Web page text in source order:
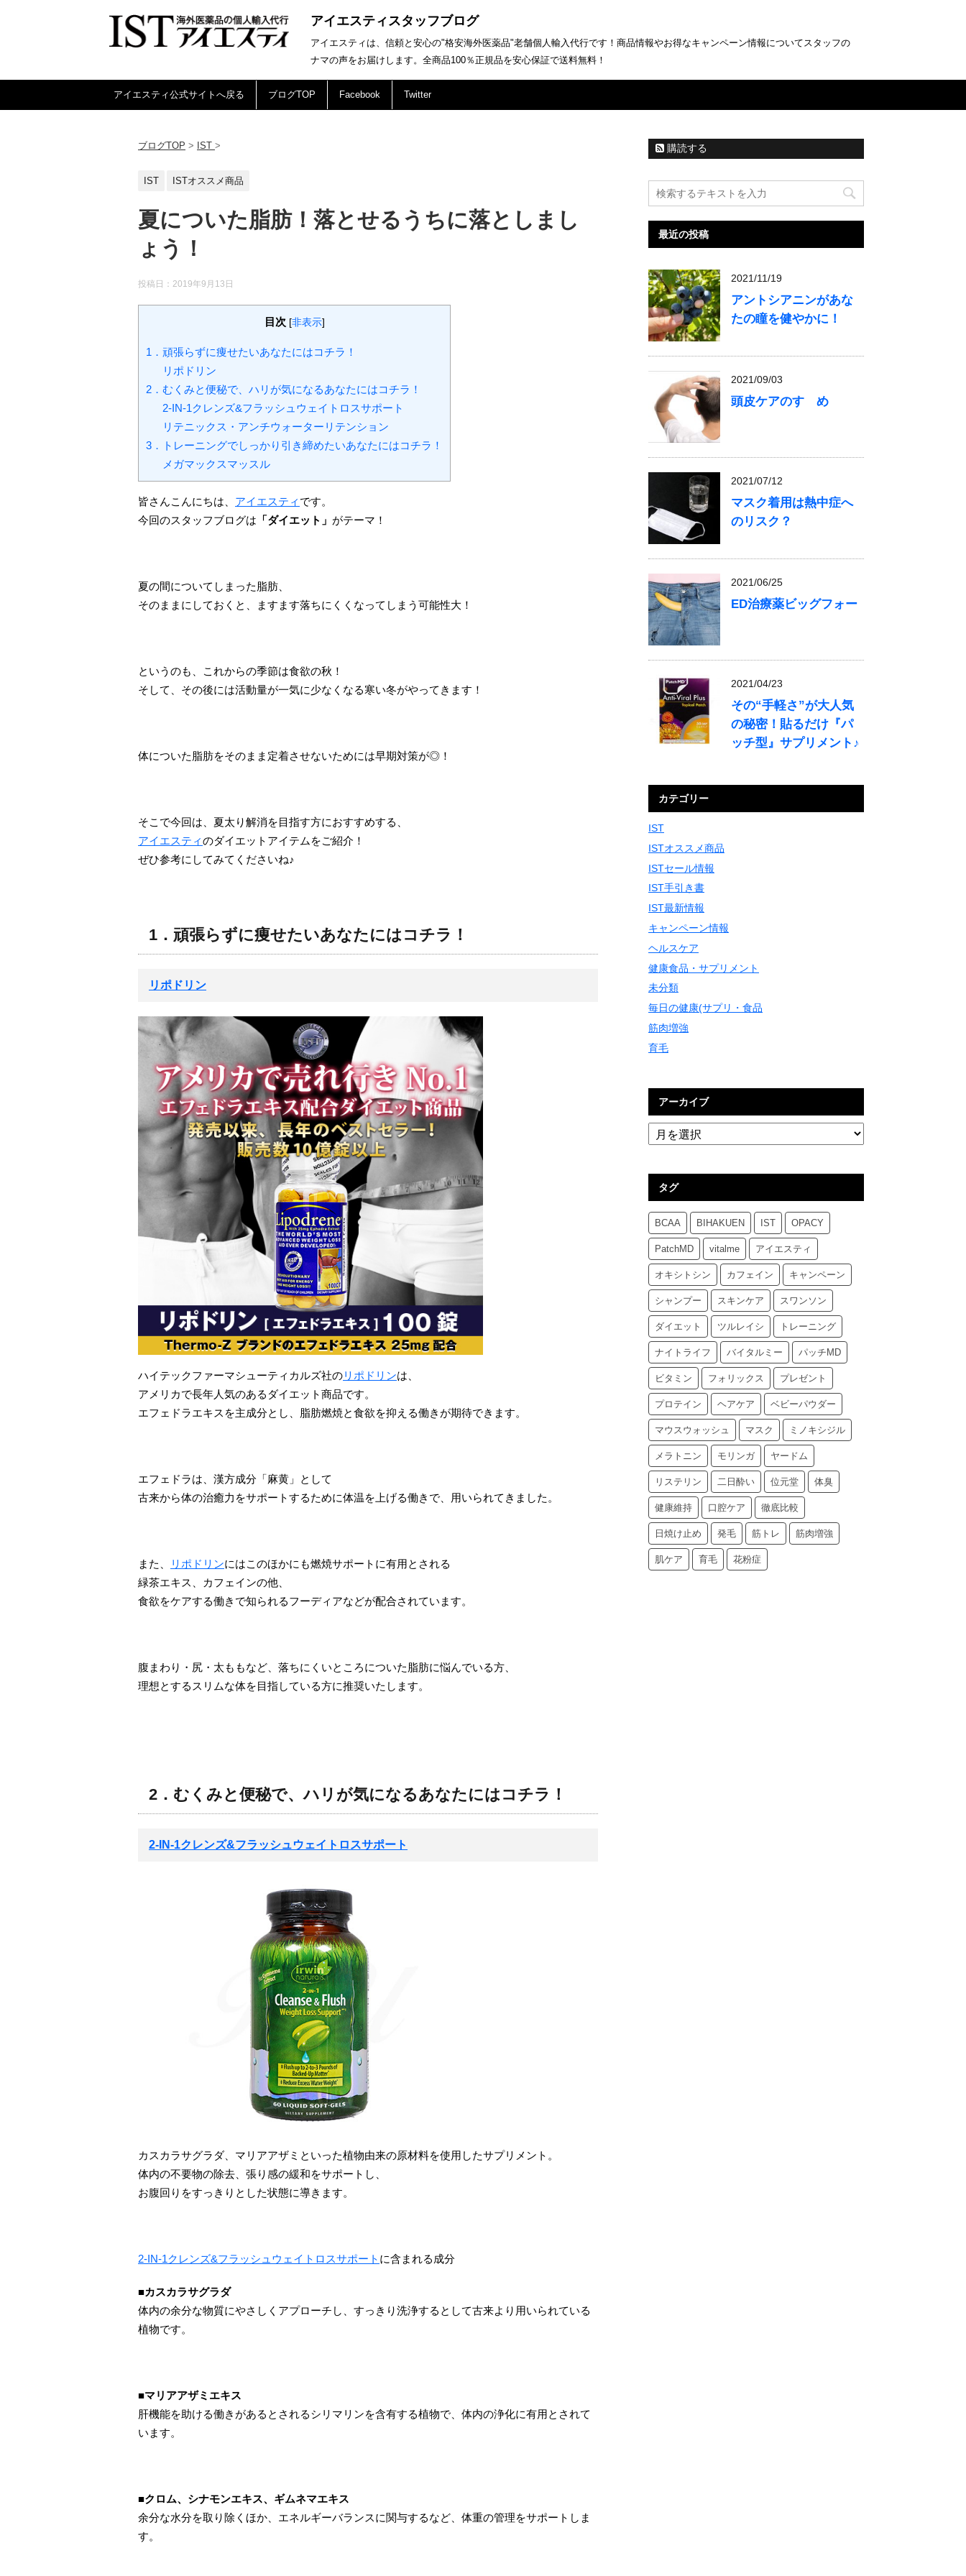
アイエスティスタッフブログ
アイエスティは、信頼と安心の"格安海外医薬品"老舗個人輸入代行です！商品情報やお得なキャンペーン情報についてスタッフの
ナマの声をお届けします。全商品100％正規品を安心保証で送料無料！
アイエスティ公式サイトへ戻る ブログTOP Facebook Twitter
ブログTOP > IST >
IST ISTオススメ商品
夏についた脂肪！落とせるうちに落としまし
ょう！
投稿日： 2019年9月13日
目次 [非表示]
1．頑張らずに痩せたいあなたにはコチラ！
リポドリン
2．むくみと便秘で、ハリが気になるあなたにはコチラ！
2-IN-1クレンズ&フラッシュウェイトロスサポート
リテニックス・アンチウォーターリテンション
3．トレーニングでしっかり引き締めたいあなたにはコチラ！
メガマックスマッスル
皆さんこんにちは、 アイエスティ です。
今回のスタッフブログは 「ダイエット」 がテーマ！
夏の間についてしまった脂肪、
そのままにしておくと、ますます落ちにくくなってしまう可能性大！
というのも、これからの季節は食欲の秋！
そして、その後には活動量が一気に少なくなる寒い冬がやってきます！
体についた脂肪をそのまま定着させないためには早期対策が◎！
そこで今回は、夏太り解消を目指す方におすすめする、
アイエスティのダイエットアイテムをご紹介！
ぜひ参考にしてみてくださいね♪
1．頑張らずに痩せたいあなたにはコチラ！
リポドリン
ハイテックファーマシューティカルズ社のリポドリンは、
アメリカで長年人気のあるダイエット商品です。
エフェドラエキスを主成分とし、脂肪燃焼と食欲を抑える働きが期待できます。
エフェドラは、漢方成分「麻黄」として
古来から体の治癒力をサポートするために体温を上げる働きで、用いられてきました。
また、 リポドリンにはこのほかにも燃焼サポートに有用とされる
緑茶エキス、カフェインの他、
食欲をケアする働きで知られるフーディアなどが配合されています。
腹まわり・尻・太ももなど、落ちにくいところについた脂肪に悩んでいる方、
理想とするスリムな体を目指している方に推奨いたします。
2．むくみと便秘で、ハリが気になるあなたにはコチラ！
2-IN-1クレンズ&フラッシュウェイトロスサポート
カスカラサグラダ、マリアアザミといった植物由来の原材料を使用したサプリメント。
体内の不要物の除去、張り感の緩和をサポートし、
お腹回りをすっきりとした状態に導きます。
2-IN-1クレンズ&フラッシュウェイトロスサポート に含まれる成分
■カスカラサグラダ
体内の余分な物質にやさしくアプローチし、すっきり洗浄するとして古来より用いられている
植物です。
■マリアアザミエキス
肝機能を助ける働きがあるとされるシリマリンを含有する植物で、体内の浄化に有用とされて
います。
■クロム、シナモンエキス、ギムネマエキス
余分な水分を取り除くほか、エネルギーバランスに関与するなど、体重の管理をサポートしま
す。
購読する
最近の投稿
2021/11/19
アントシアニンがあな
たの瞳を健やかに！
2021/09/03
頭皮ケアのすゝめ
2021/07/12
マスク着用は熱中症へ
のリスク？
2021/06/25
ED治療薬ビッグフォー
2021/04/23
その“手軽さ”が大人気
の秘密！貼るだけ『パ
ッチ型』サプリメント♪
カテゴリー
IST
ISTオススメ商品
ISTセール情報
IST手引き書
IST最新情報
キャンペーン情報
ヘルスケア
健康食品・サプリメント
未分類
毎日の健康(サプリ・食品
筋肉増強
育毛
アーカイブ
タグ
BCAA BIHAKUEN IST OPACY
PatchMD vitalme アイエスティ
オキシトシン カフェイン キャンペーン
シャンプー スキンケア スワンソン
ダイエット ツルレイシ トレーニング
ナイトライフ バイタルミー パッチMD
ビタミン フォリックス プレゼント
プロテイン ヘアケア ベビーパウダー
マウスウォッシュ マスク ミノキシジル
メラトニン モリンガ ヤードム
リステリン 二日酔い 位元堂 体臭
健康維持 口腔ケア 徹底比較
日焼け止め 発毛 筋トレ 筋肉増強
肌ケア 育毛 花粉症